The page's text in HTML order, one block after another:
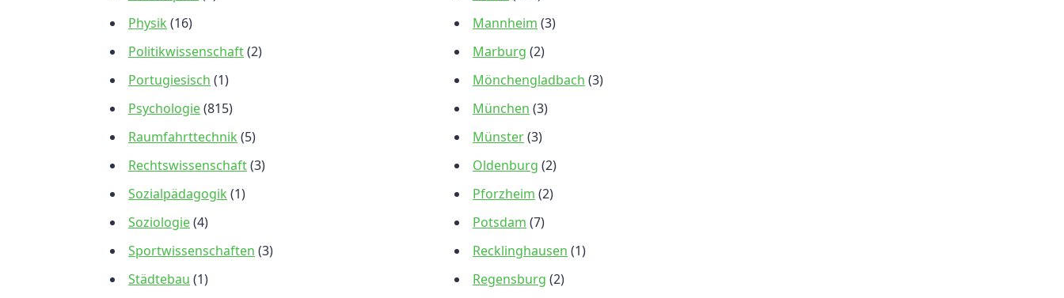
Physik (16)
Politikwissenschaft(2)
Portugiesisch (1)
Psychologie(815)
Raumfahrttechnik (5)
Rechtswissenschaft(3)
Sozialpädagogik (1)
Soziologie(4)
Sportwissenschaften (3)
Städtebau (1)
Mannheim (3)
Marburg (2)
Mönchengladbach (3)
München (3)
Münster(3)
Oldenburg (2)
Pforzheim (2)
Potsdam (7)
Recklinghausen (1)
Regensburg (2)